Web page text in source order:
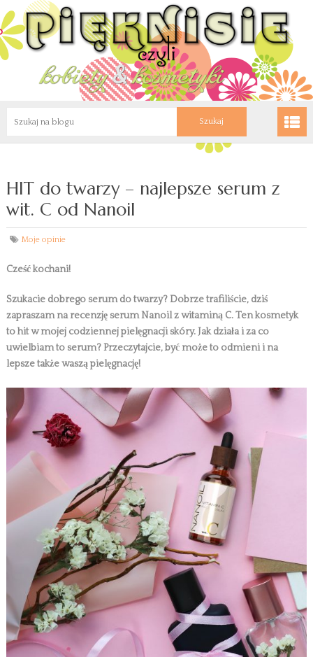
HIT do twarzy – najlepsze serum z
wit. C od Nanoil
Moje opinie
Cześć kochani!
Szukacie dobrego serum do twarzy? Dobrze trafiliście, dziś
zapraszam na recenzję serum Nanoil z witaminą C. Ten kosmetyk
to hit w mojej codziennej pielęgnacji skóry. Jak działa i za co
uwielbiam to serum? Przeczytajcie, być może to odmieni i na
lepsze także waszą pielęgnację!